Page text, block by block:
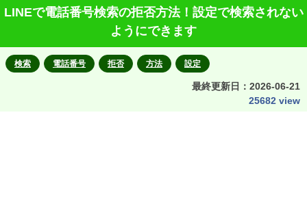
LINEで電話番号検索の拒否方法！設定で検索されない
ようにできます
検索 電話番号 拒否 方法 設定
最終更新日： 2026-06-21
25682 view